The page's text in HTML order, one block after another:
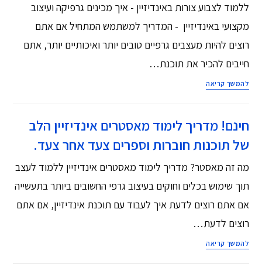
ללמוד לצבוע צורות באינדיזיין - איך מכינים גרפיקה ועיצוב
מקצועי באינדיזיין - המדריך למשתמש המתחיל אם אתם
רוצים להיות מעצבים גרפיים טובים יותר ואיכותיים יותר, אתם
חייבים להכיר את תוכנת…
להמשך קריאה
חינם! מדריך לימוד מאסטרים אינדיזיין הלב
של תוכנות חוברות וספרים צעד אחר צעד.
מה זה מאסטר? מדריך לימוד מאסטרים אינדיזיין ללמוד לעצב
תוך שימוש בכלים וחוקים בעיצוב גרפי החשובים ביותר בתעשייה
אם אתם רוצים לדעת איך לעבוד עם תוכנת אינדיזיין, אם אתם
רוצים לדעת…
להמשך קריאה